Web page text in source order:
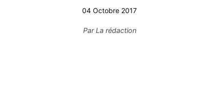
04 Octobre 2017
ParLa rédaction